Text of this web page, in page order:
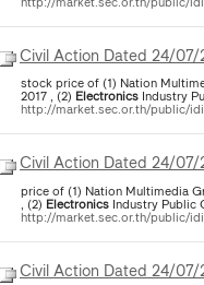
Civil Action Dated 24/
stock price of (1) Nation
2017 , (2) Electronics Industry
http://market.sec.or.th/public/
Civil Action Dated 24/
price of (1) Nation Multimedia
, (2) Electronics Industry Public
http://market.sec.or.th/public/
Civil Action Dated 24/